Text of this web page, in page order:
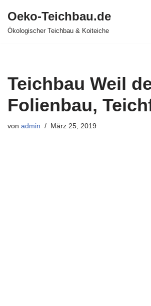
Zum
Oeko-Teichbau.de
Ökologischer Teichbau & Koiteiche
Teichbau Weil
Folienbau,
von admin März 25, 2019